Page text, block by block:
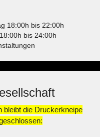
18:00h bis 22:00h
bis 24:00h
bleibt die Druckerkneipe